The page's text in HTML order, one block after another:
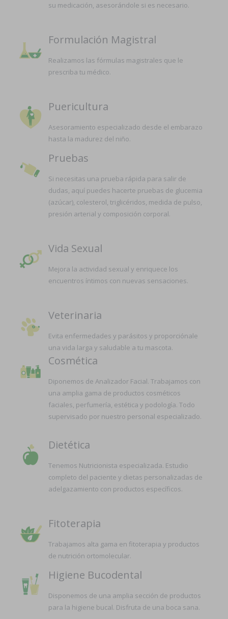
su medicación, asesorándole si es necesario.
Formulación Magistral
Realizamos las fórmulas magistrales que le
prescriba tu médico.
Puericultura
Asesoramiento especializado desde el embarazo
hasta la madurez del niño.
Pruebas
Si necesitas una prueba rápida para salir de
dudas, aquí puedes hacerte pruebas de glucemia
(azúcar), colesterol, triglicéridos, medida de pulso,
presión arterial y composición corporal.
Vida Sexual
Mejora la actividad sexual y enriquece los
encuentros íntimos con nuevas sensaciones.
Veterinaria
Evita enfermedades y parásitos y proporciónale
una vida larga y saludable a tu mascota.
Cosmética
Diponemos de Analizador Facial. Trabajamos con
una amplia gama de productos cosméticos
faciales, perfumería, estética y podología. Todo
supervisado por nuestro personal especializado.
Dietética
Tenemos Nutricionista especializada. Estudio
completo del paciente y dietas personalizadas de
adelgazamiento con productos específicos.
Fitoterapia
Trabajamos alta gama en fitoterapia y productos
de nutrición ortomolecular.
Higiene Bucodental
Disponemos de una amplia sección de productos
para la higiene bucal. Disfruta de una boca sana.